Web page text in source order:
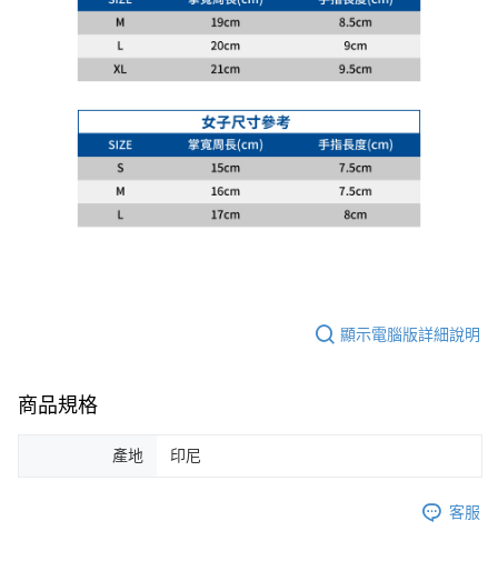
顯示電腦版詳細說明
商品規格
產地 印尼
客服